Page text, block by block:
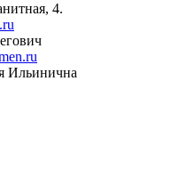
4.
Ильинична